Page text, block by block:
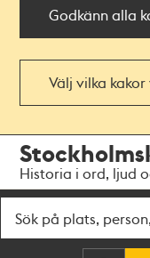
Godkänn alla
Välj vilka
navigationen
huvudinnehållet
Historia i ord, ljud